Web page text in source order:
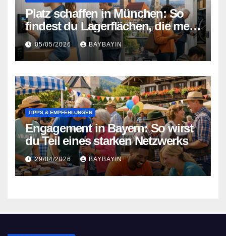
Platz schaffen in München: So
findest du Lagerflächen, die mehr
können als nur Stauraum
05/05/2026 BAYBAYIN
TIPPS & EMPFEHLUNGEN
Engagement in Bayern: So wirst
du Teil eines starken Netzwerks
29/04/2026 BAYBAYIN